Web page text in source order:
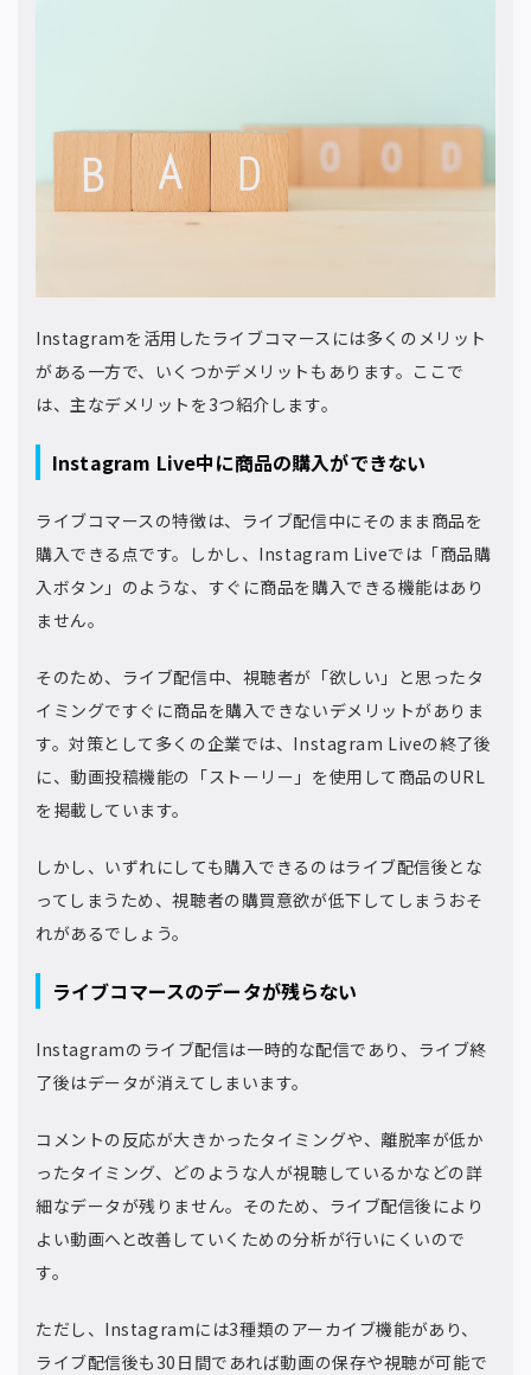
Instagramを活用したライブコマースには多くのメリット
がある一方で、いくつかデメリットもあります。ここで
は、主なデメリットを3つ紹介します。
Instagram Live中に商品の購入ができない
ライブコマースの特徴は、ライブ配信中にそのまま商品を
購入できる点です。しかし、Instagram Liveでは「商品購
入ボタン」のような、すぐに商品を購入できる機能はあり
ません。
そのため、ライブ配信中、視聴者が「欲しい」と思ったタ
イミングですぐに商品を購入できないデメリットがありま
す。対策として多くの企業では、Instagram Liveの終了後
に、動画投稿機能の「ストーリー」を使用して商品のURL
を掲載しています。
しかし、いずれにしても購入できるのはライブ配信後とな
ってしまうため、視聴者の購買意欲が低下してしまうおそ
れがあるでしょう。
ライブコマースのデータが残らない
Instagramのライブ配信は一時的な配信であり、ライブ終
了後はデータが消えてしまいます。
コメントの反応が大きかったタイミングや、離脱率が低か
ったタイミング、どのような人が視聴しているかなどの詳
細なデータが残りません。そのため、ライブ配信後により
よい動画へと改善していくための分析が行いにくいので
す。
ただし、Instagramには3種類のアーカイブ機能があり、
ライブ配信後も30日間であれば動画の保存や視聴が可能で